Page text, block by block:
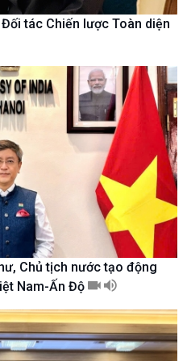
Nông nghiệp & Biển đảo
Tin Nông nghiệp & Biển
đảo
Mùa vàng
Biển đảo Việt Nam
đảo
Tìm hiểu biển, đảo Việt
tác Chiến lược Toàn diện
Chủ tịch nước tạo động
Nam-Ấn Độ